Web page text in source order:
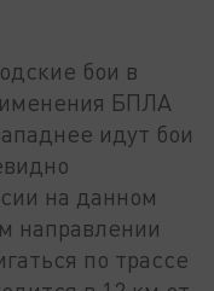
бои в
БПЛА
идут бои
на данном
направлении
по трассе